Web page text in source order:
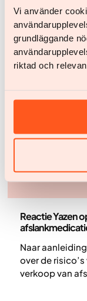
Vi använder
grundläggande
riktad och
Vorige week
Nederland van
sprak over
begeleiding
als chronische
journalistieke
Reactie Yazen
Naar
over de
verkoop van